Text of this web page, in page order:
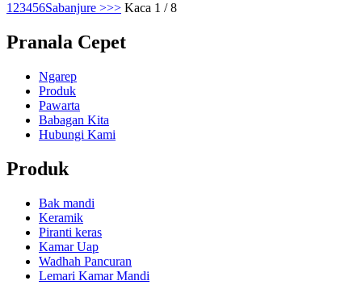
1 23456Sabanjure >>> Kaca 1 / 8
Pranala Cepet
Ngarep
Produk
Pawarta
Babagan Kita
Hubungi Kami
Produk
Bak mandi
Keramik
Piranti keras
Kamar Uap
Wadhah Pancuran
Lemari Kamar Mandi